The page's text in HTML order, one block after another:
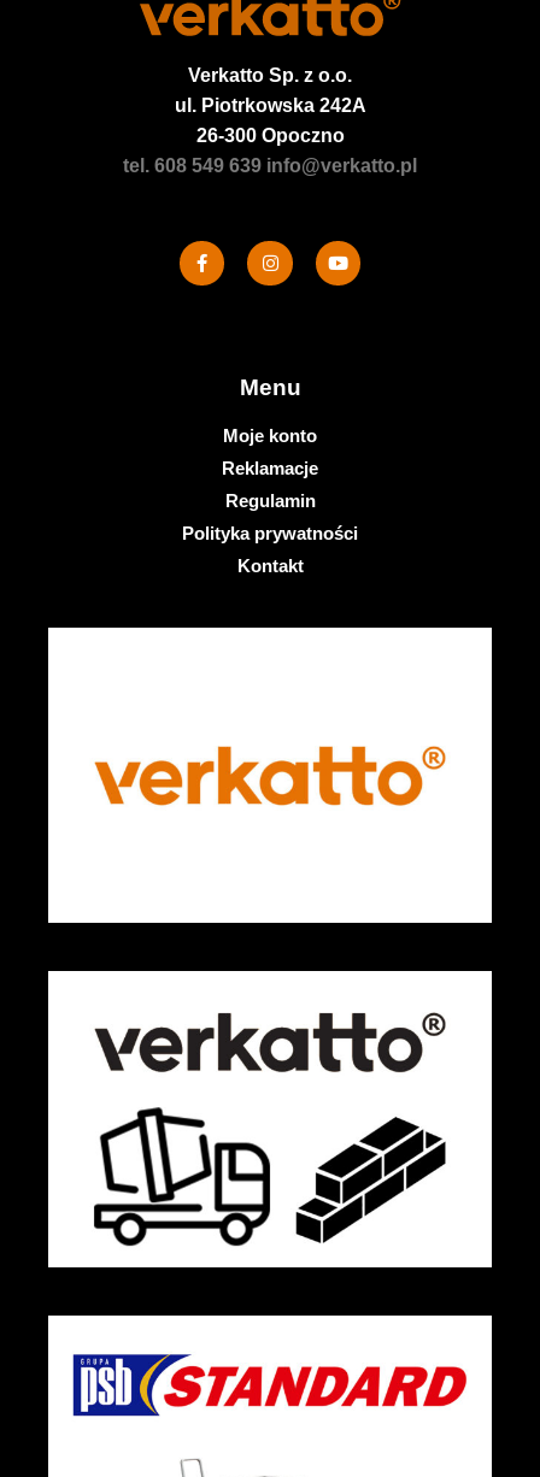
Verkatto Sp. z o.o.
ul. Piotrkowska 242A
26-300 Opoczno
tel. 608 549 639 info@verkatto.pl
Menu
Moje konto
Reklamacje
Regulamin
Polityka prywatności
Kontakt